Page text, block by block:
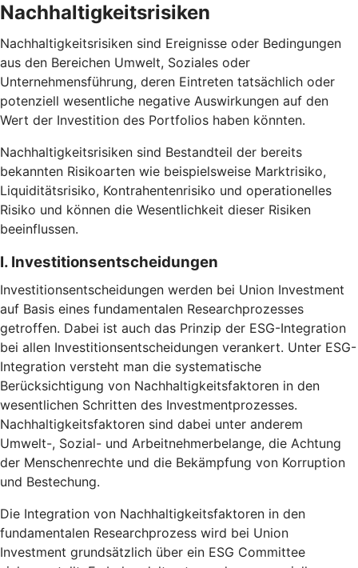
Nachhaltigkeitsrisiken
Nachhaltigkeitsrisiken sind Ereignisse oder Bedingungen
aus den Bereichen Umwelt, Soziales oder
Unternehmensführung, deren Eintreten tatsächlich oder
potenziell wesentliche negative Auswirkungen auf den
Wert der Investition des Portfolios haben könnten.
Nachhaltigkeitsrisiken sind Bestandteil der bereits
bekannten Risikoarten wie beispielsweise Marktrisiko,
Liquiditätsrisiko, Kontrahentenrisiko und operationelles
Risiko und können die Wesentlichkeit dieser Risiken
beeinflussen.
I. Investitionsentscheidungen
Investitionsentscheidungen werden bei Union Investment
auf Basis eines fundamentalen Researchprozesses
getroffen. Dabei ist auch das Prinzip der ESG-Integration
bei allen Investitionsentscheidungen verankert. Unter ESG-
Integration versteht man die systematische
Berücksichtigung von Nachhaltigkeitsfaktoren in den
wesentlichen Schritten des Investmentprozesses.
Nachhaltigkeitsfaktoren sind dabei unter anderem
Umwelt-, Sozial- und Arbeitnehmerbelange, die Achtung
der Menschenrechte und die Bekämpfung von Korruption
und Bestechung.
Die Integration von Nachhaltigkeitsfaktoren in den
fundamentalen Researchprozess wird bei Union
Investment grundsätzlich über ein ESG Committee